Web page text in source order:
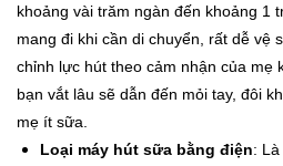
khoảng vài trăm ngàn đến khoảng 1
mang đi khi cần di chuyển, rất dễ vệ
chỉnh lực hút theo cảm nhận của mẹ
bạn vắt lâu sẽ dẫn đến mỏi tay, đôi
mẹ ít sữa.
Loại máy hút sữa bằng điện: